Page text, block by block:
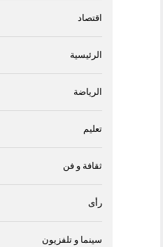
اقتصاد
الرئيسية
الرياضة
تعليم
ثقافة و فن
رأى
سينما و تلفزيون